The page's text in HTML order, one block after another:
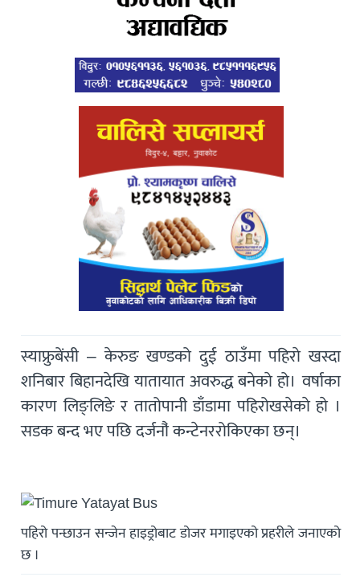
स्याफ्रुबेंसी – केरुङ खण्डको दुई ठाउँमा पहिराे खस्दा
शनिबार बिहानदेखि यातायात अवरुद्ध बनेकाे हो। वर्षाका
कारण लिङ्लिङे र तातोपानी डाँडामा पहिरोखसेकाे हाे ।
सडक बन्द भए पछि दर्जनौ‌ं कन्टेनररोकिएका छन्।
पहिरो पन्छाउन सन्जेन हाइड्रोबाट डोजर मगाइएको प्रहरीले जनाएको
छ ।